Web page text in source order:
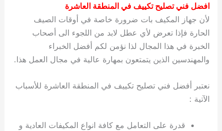
افضل فني تصليح تكييف في المنطقة العاشرة
لأن جهاز المكيف بات ضرورة خاصة في أوقات الصيف
الحارة فإذا تعرض لأي عطل لابد من اللجوء الى أصحاب
الخبرة في هذا المجال لذا نؤمن لكم أفضل الخبراء
والمهندسين الذين يتمتعون بمهارة عالية في مجال العمل هذا.
نعتبر أفضل فني تصليح تكييف في المنطقة العاشرة للأسباب
الآتية :
قدرة على التعامل مع كافة انواع المكيفات العادية و